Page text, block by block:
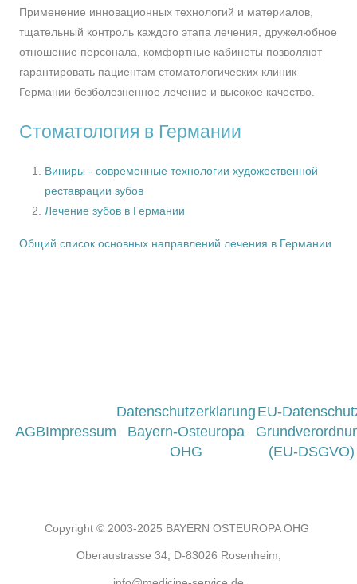
Применение инновационных технологий и материалов,
тщательный контроль каждого этапа лечения, дружелюбное
отношение персонала, комфортные кабинеты позволяют
гарантировать пациентам стоматологических клиник
Германии безболезненное лечение и высокое качество.
Стоматология в Германии
Виниры - современные технологии художественной
реставрации зубов
Лечение зубов в Германии
Общий список основных направлений лечения в Германии
AGBImpressum
Datenschutzerklarung
Bayern-Osteuropa
OHG
EU-
(EU-DSGVO)
Copyright © 2003-2025 BAYERN OSTEUROPA OHG
Oberaustrasse 34, D-83026 Rosenheim,